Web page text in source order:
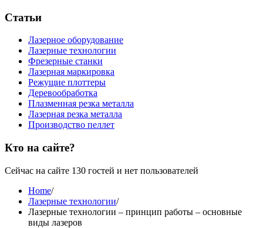
Статьи
Лазерное оборудование
Лазерные технологии
Фрезерные станки
Лазерная маркировка
Режущие плоттеры
Деревообработка
Плазменная резка металла
Лазерная резка металла
Производство пеллет
Кто на сайте?
Сейчас на сайте 130 гостей и нет пользователей
Home/
Лазерные технологии/
Лазерные технологии – принцип работы – основные
виды лазеров